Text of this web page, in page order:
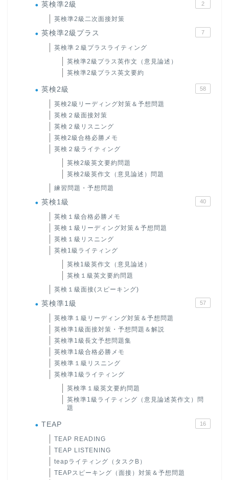
英検準2級 2
英検準2級二次面接対策
英検準2級プラス 7
英検準２級プラスライティング
英検準2級プラス英作文（意見論述）
英検準2級プラス英文要約
英検2級 58
英検2級リーディング対策＆予想問題
英検２級面接対策
英検２級リスニング
英検2級合格必勝メモ
英検２級ライティング
英検2級英文要約問題
英検2級英作文（意見論述）問題
練習問題・予想問題
英検1級 40
英検１級合格必勝メモ
英検１級リーディング対策＆予想問題
英検１級リスニング
英検1級ライティング
英検1級英作文（意見論述）
英検１級英文要約問題
英検１級面接(スピーキング)
英検準1級 57
英検準１級リーディング対策＆予想問題
英検準1級面接対策・予想問題＆解説
英検準1級長文予想問題集
英検準1級合格必勝メモ
英検準１級リスニング
英検準1級ライティング
英検準１級英文要約問題
英検準1級ライティング（意見論述英作文）問
題
TEAP 16
TEAP READING
TEAP LISTENING
teapライティング（タスクB）
TEAPスピーキング（面接）対策＆予想問題